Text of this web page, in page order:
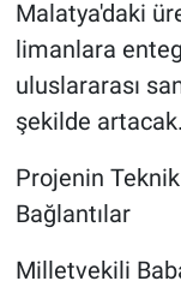
Malatya'daki
limanlara
uluslararası
şekilde
Projenin
Bağlantılar
Milletvekili